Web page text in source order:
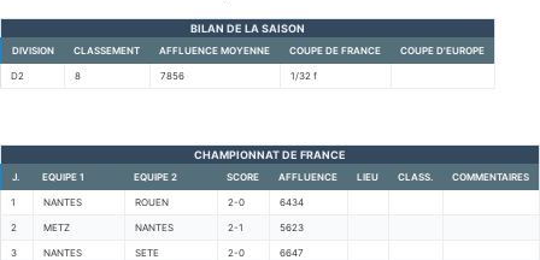
BILAN DE LA SAISON
DIVISION CLASSEMENT AFFLUENCE MOYENNE COUPE DE FRANCE COUPE D'EUROPE
D2 8 7856 1/32 f
CHAMPIONNAT DE FRANCE
J. EQUIPE 1 EQUIPE 2 SCORE AFFLUENCE LIEU CLASS. COMMENTAIRES
1 NANTES ROUEN 2-0 6434
2 METZ NANTES 2-1 5623
3 NANTES SETE 2-0 6647